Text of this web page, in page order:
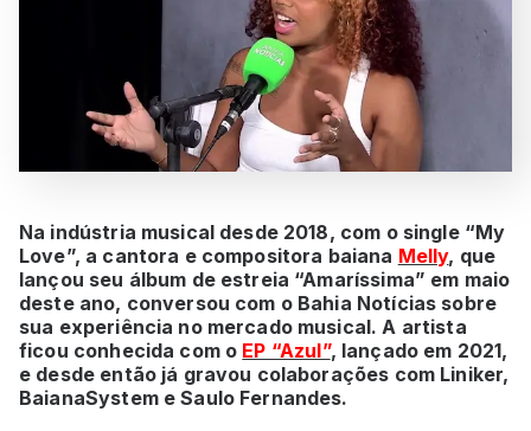
Na indústria musical desde 2018, com o single “My
Love”, a cantora e compositora baiana Melly, que
lançou seu álbum de estreia “Amaríssima” em maio
deste ano, conversou com o Bahia Notícias sobre
sua experiência no mercado musical. A artista
ficou conhecida com o EP “Azul”, lançado em 2021,
e desde então já gravou colaborações com Liniker,
BaianaSystem e Saulo Fernandes.